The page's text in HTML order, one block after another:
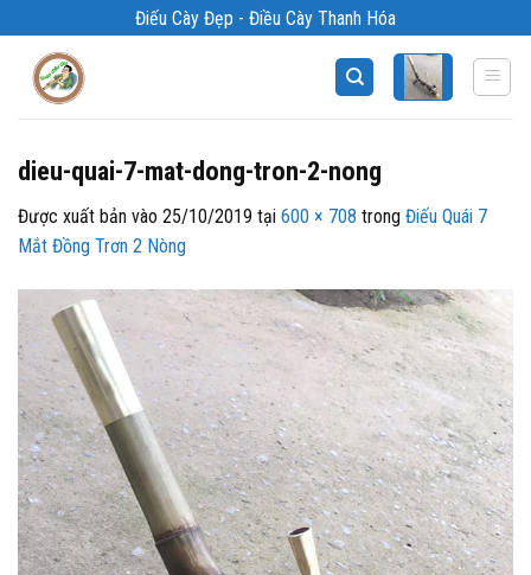
qua
Điếu Cày Đẹp - Điều Cày Thanh Hóa
dieu-quai-7-mat-dong-tron-2-nong
Được xuất bản vào 25/10/2019 tại 600 × 708 trong Điếu Quái 7
Mắt Đồng Trơn 2 Nòng